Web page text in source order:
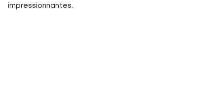
impressionnantes.